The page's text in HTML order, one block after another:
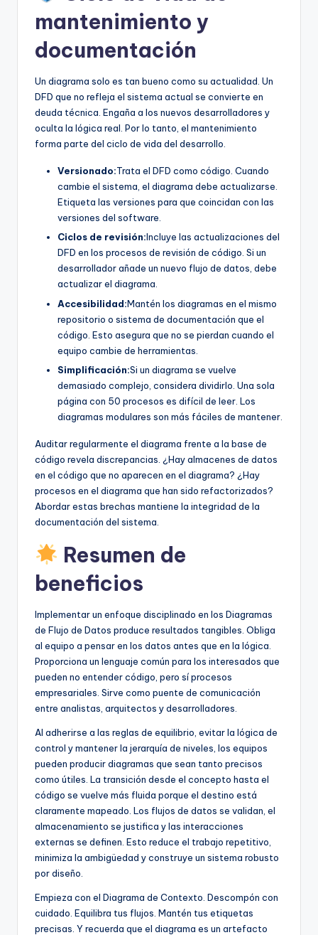
mantenimiento y
documentación
Un diagrama solo es tan bueno como su actualidad. Un
DFD que no refleja el sistema actual se convierte en
deuda técnica. Engaña a los nuevos desarrolladores y
oculta la lógica real. Por lo tanto, el mantenimiento
forma parte del ciclo de vida del desarrollo.
Versionado:Trata el DFD como código. Cuando
cambie el sistema, el diagrama debe actualizarse.
Etiqueta las versiones para que coincidan con las
versiones del software.
Ciclos de revisión:Incluye las actualizaciones del
DFD en los procesos de revisión de código. Si un
desarrollador añade un nuevo flujo de datos, debe
actualizar el diagrama.
Accesibilidad:Mantén los diagramas en el mismo
repositorio o sistema de documentación que el
código. Esto asegura que no se pierdan cuando el
equipo cambie de herramientas.
Simplificación:Si un diagrama se vuelve
demasiado complejo, considera dividirlo. Una sola
página con 50 procesos es difícil de leer. Los
diagramas modulares son más fáciles de mantener.
Auditar regularmente el diagrama frente a la base de
código revela discrepancias. ¿Hay almacenes de datos
en el código que no aparecen en el diagrama? ¿Hay
procesos en el diagrama que han sido refactorizados?
Abordar estas brechas mantiene la integridad de la
documentación del sistema.
Resumen de
beneficios
Implementar un enfoque disciplinado en los Diagramas
de Flujo de Datos produce resultados tangibles. Obliga
al equipo a pensar en los datos antes que en la lógica.
Proporciona un lenguaje común para los interesados que
pueden no entender código, pero sí procesos
empresariales. Sirve como puente de comunicación
entre analistas, arquitectos y desarrolladores.
Al adherirse a las reglas de equilibrio, evitar la lógica de
control y mantener la jerarquía de niveles, los equipos
pueden producir diagramas que sean tanto precisos
como útiles. La transición desde el concepto hasta el
código se vuelve más fluida porque el destino está
claramente mapeado. Los flujos de datos se validan, el
almacenamiento se justifica y las interacciones
externas se definen. Esto reduce el trabajo repetitivo,
minimiza la ambigüedad y construye un sistema robusto
por diseño.
Empieza con el Diagrama de Contexto. Descompón con
cuidado. Equilibra tus flujos. Mantén tus etiquetas
precisas. Y recuerda que el diagrama es un artefacto